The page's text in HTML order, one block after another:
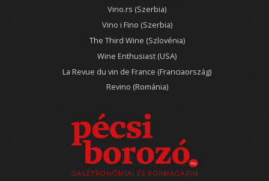
Vino.rs (Szerbia)
Vino i Fino (Szerbia)
The Third Wine (Szlovénia)
Wine Enthusiast (USA)
La Revue du vin de France (Franciaország)
Revino (Románia)